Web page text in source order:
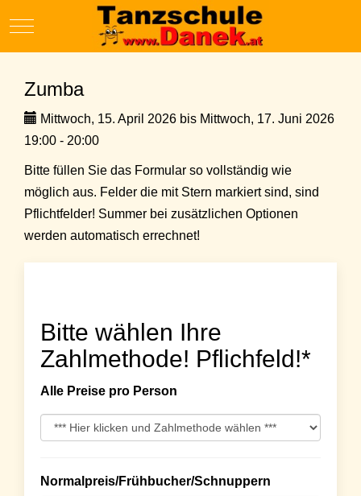
Mobile Menu Toggle
Zumba
Mittwoch, 15. April 2026 bis Mittwoch, 17. Juni 2026
19:00 - 20:00
Bitte füllen Sie das Formular so vollständig wie
möglich aus. Felder die mit Stern markiert sind, sind
Pflichtfelder! Summer bei zusätzlichen Optionen
werden automatisch errechnet!
Bitte wählen Ihre
Zahlmethode! Pflichfeld!*
Alle Preise pro Person
Normalpreis/Frühbucher/Schnuppern